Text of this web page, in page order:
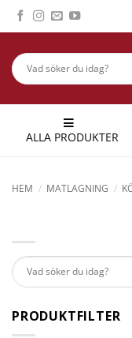
Skip
to
ALLA PRODUKTER
HEM / MATLAGNING /
PRODUKTFILTER